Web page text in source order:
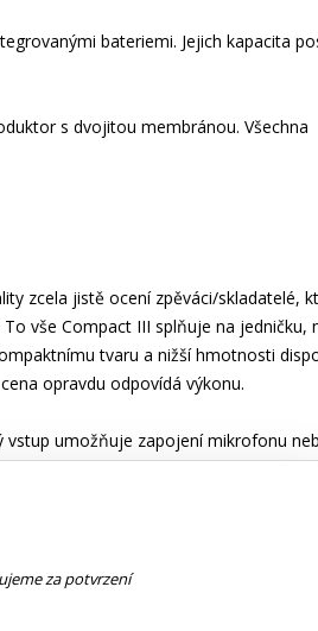
bateriemi. Jejich kapacita
s dvojitou membránou. Všechna
zcela jistě ocení zpěváci/skladatelé,
vše Compact III splňuje na jedničku,
tvaru a nižší hmotnosti
opravdu odpovídá výkonu.
vstup umožňuje zapojení mikrofonu
tlačítka/attenuátoru high/low. Každý z
nástrojů slouží tlačítko colour.
chorus. Ke kombu lze samozřejmě
nastavené integrované a externí
nástroje či zpěvu a dodat jim tak
za potvrzení